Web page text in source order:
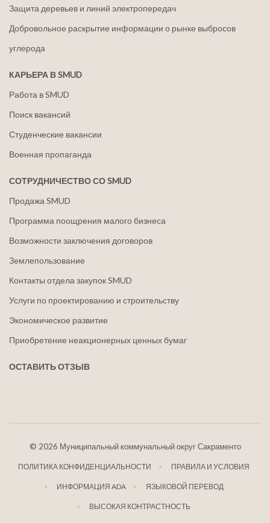
Защита деревьев и линий электропередач
Добровольное раскрытие информации о рынке выбросов
углерода
КАРЬЕРА В SMUD
Работа в SMUD
Поиск вакансий
Студенческие вакансии
Военная пропаганда
СОТРУДНИЧЕСТВО СО SMUD
Продажа SMUD
Программа поощрения малого бизнеса
Возможности заключения договоров
Землепользование
Контакты отдела закупок SMUD
Услуги по проектированию и строительству
Экономическое развитие
Приобретение неакционерных ценных бумаг
ОСТАВИТЬ ОТЗЫВ
© 2026 Муниципальный коммунальный округ Сакраменто
ПОЛИТИКА КОНФИДЕНЦИАЛЬНОСТИ ПРАВИЛА И УСЛОВИЯ
ИНФОРМАЦИЯ ADA ЯЗЫКОВОЙ ПЕРЕВОД
ВЫСОКАЯ КОНТРАСТНОСТЬ